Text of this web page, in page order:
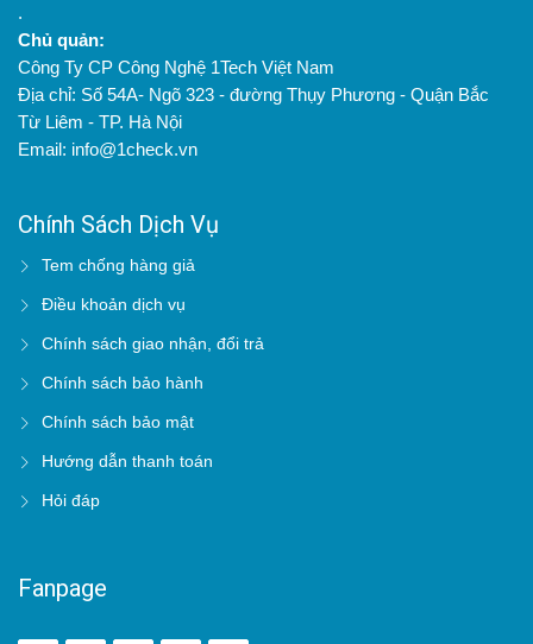
.
Chủ quản:
Công Ty CP Công Nghệ 1Tech Việt Nam
Địa chỉ: Số 54A- Ngõ 323 - đường Thụy Phương - Quận Bắc
Từ Liêm - TP. Hà Nội
Email: info@1check.vn
Chính Sách Dịch Vụ
Tem chống hàng giả
Điều khoản dịch vụ
Chính sách giao nhận, đổi trả
Chính sách bảo hành
Chính sách bảo mật
Hướng dẫn thanh toán
Hỏi đáp
Fanpage